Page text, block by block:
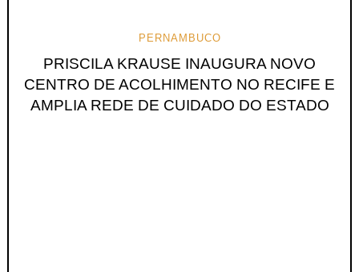
PERNAMBUCO
PRISCILA KRAUSE INAUGURA NOVO
CENTRO DE ACOLHIMENTO NO RECIFE E
AMPLIA REDE DE CUIDADO DO ESTADO